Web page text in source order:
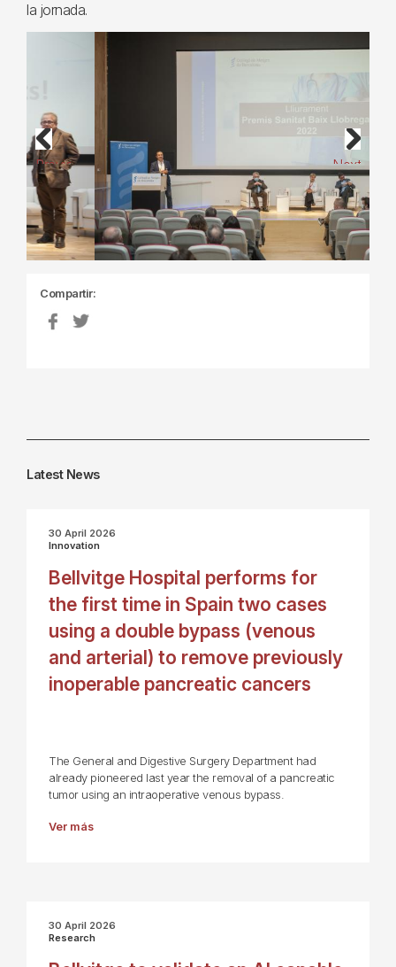
la jornada.
Previous Next
Compartir:
Latest News
30 April 2026
Innovation
Bellvitge Hospital performs for
the first time in Spain two cases
using a double bypass (venous
and arterial) to remove previously
inoperable pancreatic cancers
The General and Digestive Surgery Department had
already pioneered last year the removal of a pancreatic
tumor using an intraoperative venous bypass.
Ver más
30 April 2026
Research